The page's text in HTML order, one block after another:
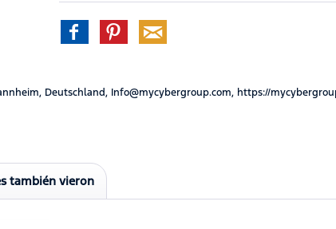
Deutschland, Info@mycybergroup.com, https://
también vieron